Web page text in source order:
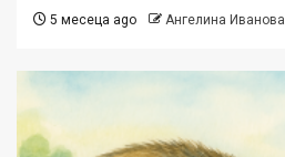
5 месеца ago Ангелина Иванова